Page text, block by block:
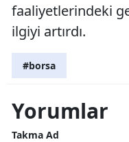
faaliyetlerindeki
ilgiyi artırdı.
#borsa
Yorumlar
Takma Ad